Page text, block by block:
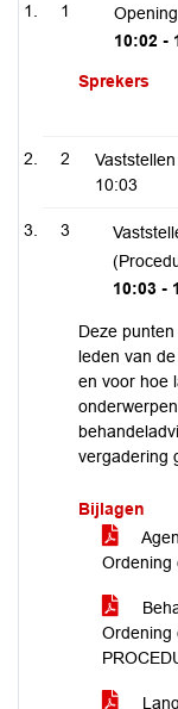
1
Opening
10:02 -
Sprekers
2
10:03
3
10:03 -
Deze
leden van
en voor hoe
vergadering
Bijlagen
Ordening
Ordening